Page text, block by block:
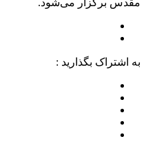
به اشتراک بگذارید :